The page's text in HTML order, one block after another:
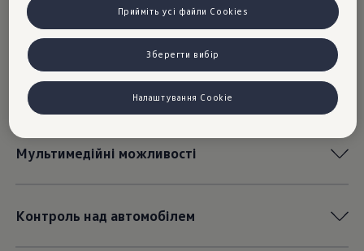
Waze, доступними через сервіс App Connect, та
обирайте дійсно найкращий маршрут. А в компанії з
нашими розумними асистентами водіння кожна
ваша подорож буде ще спокійнішою.
Мультимедійні можливості
Контроль над автомобілем
Прийміть усі файли Cookies
Зберегти вибір
Налаштування Cookie